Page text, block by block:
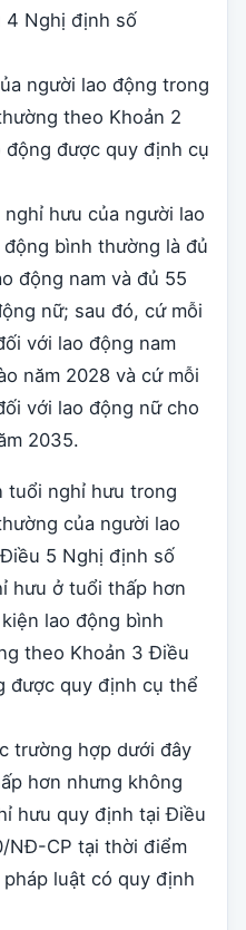
Nghị định số
người lao động trong
theo Khoản 2
động được quy định cụ
hưu của người lao
bình thường là đủ
động nam và đủ 55
nữ; sau đó, cứ mỗi
với lao động nam
năm 2028 và cứ mỗi
với lao động nữ cho
2035.
tuổi nghỉ hưu trong
của người lao
5 Nghị định số
hưu ở tuổi thấp hơn
lao động bình
theo Khoản 3 Điều
được quy định cụ thể
trường hợp dưới đây
hơn nhưng không
hưu quy định tại Điều
NĐ-CP tại thời điểm
luật có quy định